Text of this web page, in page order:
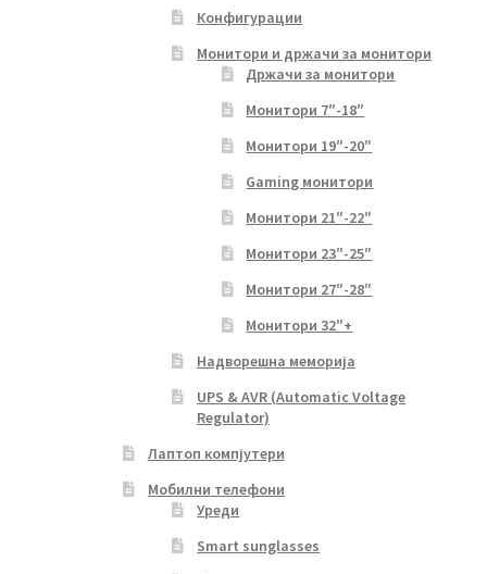
Конфигурации
Монитори и држачи за монитори
Држачи за монитори
Монитори 7″-18″
Монитори 19″-20″
Gaming монитори
Монитори 21″-22″
Монитори 23″-25″
Монитори 27″-28″
Монитори 32″+
Надворешна меморија
UPS & AVR (Automatic Voltage
Regulator)
Лаптоп компјутери
Мобилни телефони
Уреди
Smart sunglasses